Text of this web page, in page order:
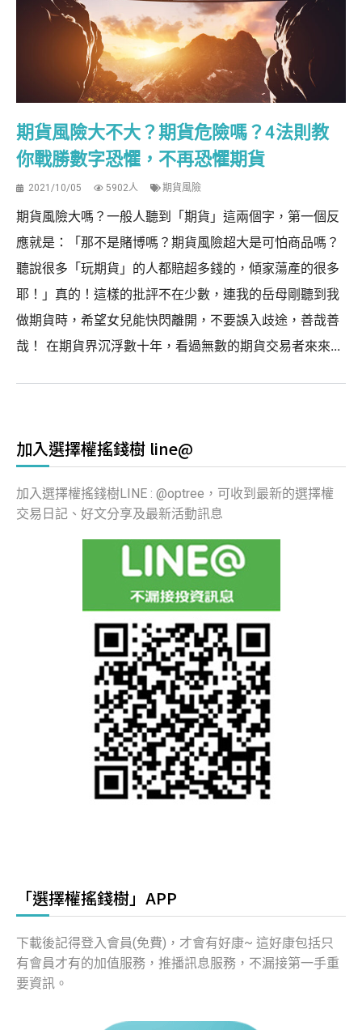
期貨風險大不大？期貨危險嗎？4法則教
你戰勝數字恐懼，不再恐懼期貨
2021/10/05 5902人 期貨風險
期貨風險大嗎？一般人聽到「期貨」這兩個字，第一個反
應就是：「那不是賭博嗎？期貨風險超大是可怕商品嗎？
聽說很多「玩期貨」的人都賠超多錢的，傾家蕩產的很多
耶！」真的！這樣的批評不在少數，連我的岳母剛聽到我
做期貨時，希望女兒能快閃離開，不要誤入歧途，善哉善
哉！ 在期貨界沉浮數十年，看過無數的期貨交易者來來...
加入選擇權搖錢樹 line@
加入選擇權搖錢樹LINE : @optree，可收到最新的選擇權
交易日記、好文分享及最新活動訊息
「選擇權搖錢樹」APP
下載後記得登入會員(免費)，才會有好康~ 這好康包括只
有會員才有的加值服務，推播訊息服務，不漏接第一手重
要資訊。